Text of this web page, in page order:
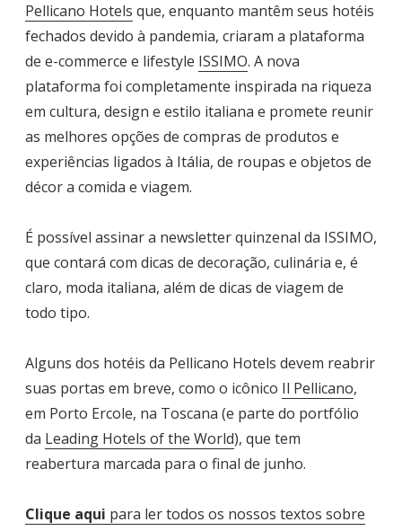
Pellicano Hotels que, enquanto mantêm seus hotéis
fechados devido à pandemia, criaram a plataforma
de e-commerce e lifestyle ISSIMO. A nova
plataforma foi completamente inspirada na riqueza
em cultura, design e estilo italiana e promete reunir
as melhores opções de compras de produtos e
experiências ligados à Itália, de roupas e objetos de
décor a comida e viagem.
É possível assinar a newsletter quinzenal da ISSIMO,
que contará com dicas de decoração, culinária e, é
claro, moda italiana, além de dicas de viagem de
todo tipo.
Alguns dos hotéis da Pellicano Hotels devem reabrir
suas portas em breve, como o icônico Il Pellicano,
em Porto Ercole, na Toscana (e parte do portfólio
da Leading Hotels of the World), que tem
reabertura marcada para o final de junho.
Clique aqui para ler todos os nossos textos sobre